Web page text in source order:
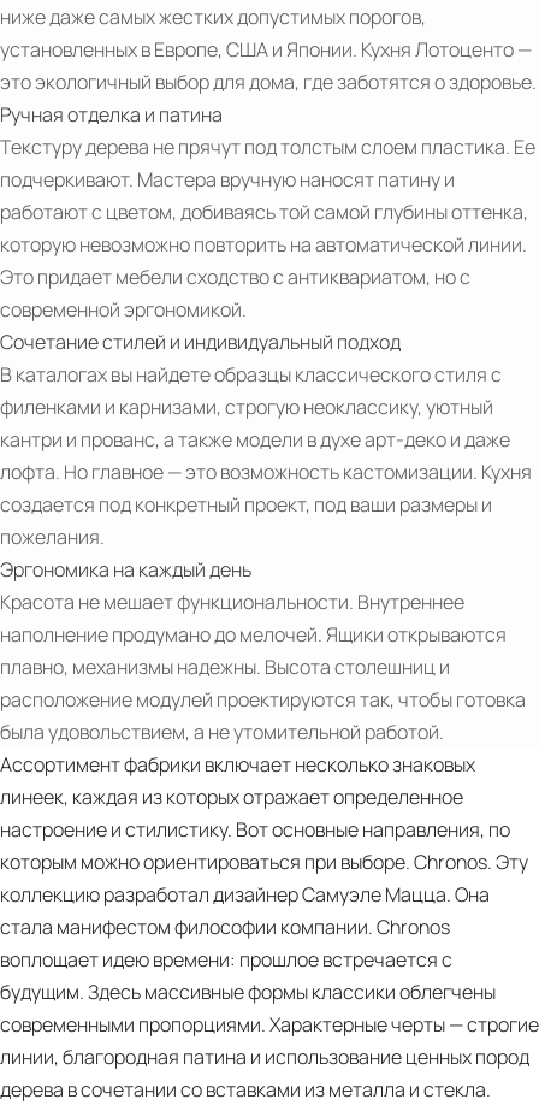
PDF
Archetipo
(it,
en)‎
PDF
L'OTTOCENTO
magazine
Atlante
(it,
en)
ниже даже самых жестких допустимых порогов,
установленных в Европе, США и Японии. Кухня Лотоценто —
это экологичный выбор для дома, где заботятся о здоровье.
Ручная отделка и патина
Текстуру дерева не прячут под толстым слоем пластика. Ее
подчеркивают. Мастера вручную наносят патину и
работают с цветом, добиваясь той самой глубины оттенка,
которую невозможно повторить на автоматической линии.
Это придает мебели сходство с антиквариатом, но с
современной эргономикой.
Сочетание стилей и индивидуальный подход
В каталогах вы найдете образцы классического стиля с
филенками и карнизами, строгую неоклассику, уютный
кантри и прованс, а также модели в духе арт-деко и даже
лофта. Но главное — это возможность кастомизации. Кухня
создается под конкретный проект, под ваши размеры и
пожелания.
Эргономика на каждый день
Красота не мешает функциональности. Внутреннее
наполнение продумано до мелочей. Ящики открываются
плавно, механизмы надежны. Высота столешниц и
расположение модулей проектируются так, чтобы готовка
была удовольствием, а не утомительной работой.
Ассортимент фабрики включает несколько знаковых
линеек, каждая из которых отражает определенное
настроение и стилистику. Вот основные направления, по
которым можно ориентироваться при выборе. Chronos. Эту
коллекцию разработал дизайнер Самуэле Мацца. Она
стала манифестом философии компании. Chronos
воплощает идею времени: прошлое встречается с
будущим. Здесь массивные формы классики облегчены
современными пропорциями. Характерные черты — строгие
линии, благородная патина и использование ценных пород
дерева в сочетании со вставками из металла и стекла.